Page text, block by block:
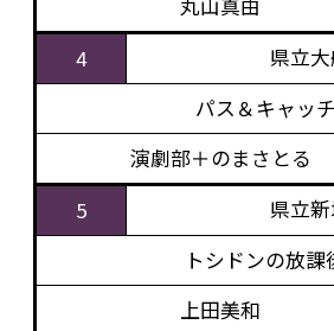
4
県立
パス＆キャッチ
演劇部＋のまさとる
5
県立
トシドンの放課
上田美和